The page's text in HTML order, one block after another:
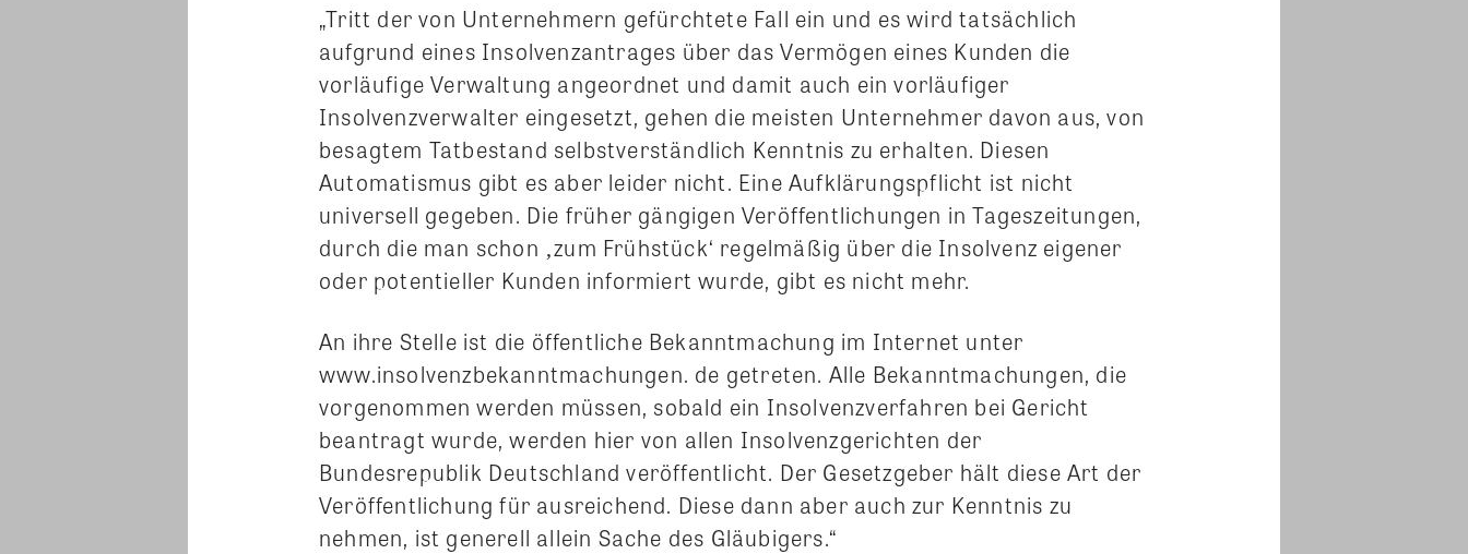
„Tritt der von Unternehmern gefürchtete Fall ein und es wird tatsächlich
aufgrund eines Insolvenzantrages über das Vermögen eines Kunden die
vorläufige Verwaltung angeordnet und damit auch ein vorläufiger
Insolvenzverwalter eingesetzt, gehen die meisten Unternehmer davon aus, von
besagtem Tatbestand selbstverständlich Kenntnis zu erhalten. Diesen
Automatismus gibt es aber leider nicht. Eine Aufklärungspflicht ist nicht
universell gegeben. Die früher gängigen Veröffentlichungen in Tageszeitungen,
durch die man schon ‚zum Frühstück‘ regelmäßig über die Insolvenz eigener
oder potentieller Kunden informiert wurde, gibt es nicht mehr.
An ihre Stelle ist die öffentliche Bekanntmachung im Internet unter
www.insolvenzbekanntmachungen. de getreten. Alle Bekanntmachungen, die
vorgenommen werden müssen, sobald ein Insolvenzverfahren bei Gericht
beantragt wurde, werden hier von allen Insolvenzgerichten der
Bundesrepublik Deutschland veröffentlicht. Der Gesetzgeber hält diese Art der
Veröffentlichung für ausreichend. Diese dann aber auch zur Kenntnis zu
nehmen, ist generell allein Sache des Gläubigers.“